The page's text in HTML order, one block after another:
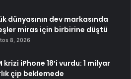
dünyasının dev markasında
miras için birbirine düştü
8, 2026
krizi iPhone 18’i vurdu: 1 milyar
çip beklemede